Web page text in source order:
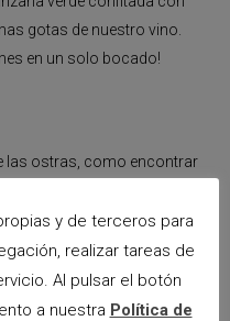
gotas de nuestro vino.
en un solo bocado!
las ostras, como encontrar
que lo hemos
y de terceros para
realizar tareas de
Al pulsar el botón
a nuestra Política de